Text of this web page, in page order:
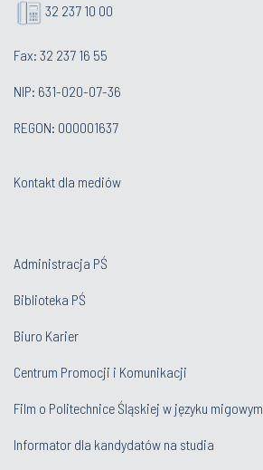
32 237 10 00
Fax: 32 237 16 55
NIP: 631-020-07-36
REGON: 000001637
Kontakt dla mediów
Administracja PŚ
Biblioteka PŚ
Biuro Karier
Centrum Promocji i Komunikacji
Film o Politechnice Śląskiej w języku migowym
Informator dla kandydatów na studia